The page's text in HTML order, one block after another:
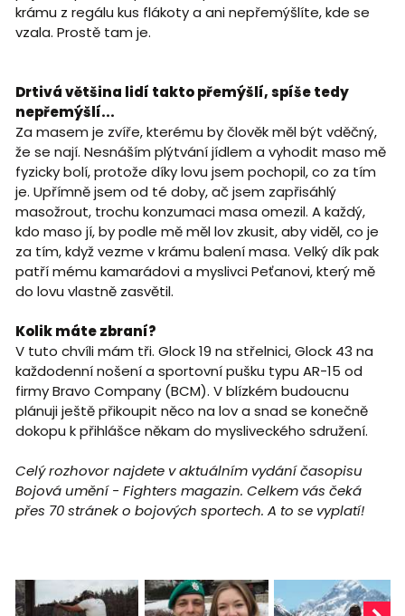
krámu z regálu kus flákoty a ani nepřemýšlíte, kde se
vzala. Prostě tam je.
Drtivá většina lidí takto přemýšlí, spíše tedy
nepřemýšlí...
Za masem je zvíře, kterému by člověk měl být vděčný,
že se nají. Nesnáším plýtvání jídlem a vyhodit maso mě
fyzicky bolí, protože díky lovu jsem pochopil, co za tím
je. Upřímně jsem od té doby, ač jsem zapřisáhlý
masožrout, trochu konzumaci masa omezil. A každý,
kdo maso jí, by podle mě měl lov zkusit, aby viděl, co je
za tím, když vezme v krámu balení masa. Velký dík pak
patří mému kamarádovi a myslivci Peťanovi, který mě
do lovu vlastně zasvětil.
Kolik máte zbraní?
V tuto chvíli mám tři. Glock 19 na střelnici, Glock 43 na
každodenní nošení a sportovní pušku typu AR-15 od
firmy Bravo Company (BCM). V blízkém budoucnu
plánuji ještě přikoupit něco na lov a snad se konečně
dokopu k přihlášce někam do mysliveckého sdružení.
Celý rozhovor najdete v aktuálním vydání časopisu
Bojová umění - Fighters magazin. Celkem vás čeká
přes 70 stránek o bojových sportech. A to se vyplatí!